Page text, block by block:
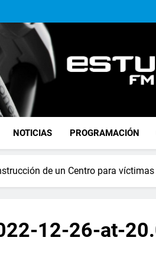
FM
NOTICIAS PROGRAMACIÓN
de un Centro para
12-26-at-